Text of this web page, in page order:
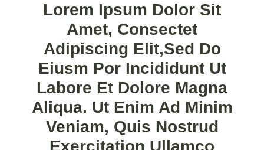
Lorem Ipsum Dolor Sit
Amet, Consectet
Adipiscing Elit,sed Do
Eiusm Por Incididunt Ut
Labore Et Dolore Magna
Aliqua. Ut Enim Ad Minim
Veniam, Quis Nostrud